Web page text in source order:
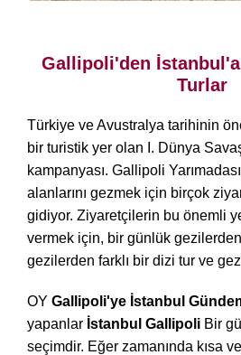
Gallipoli'den
Turlar
Türkiye ve Avustralya tarihinin
bir turistik yer olan I. Dünya
kampanyası. Gallipoli
alanlarını gezmek için birçok
gidiyor. Ziyaretçilerin bu önemli
vermek için, bir günlük
gezilerden farklı bir dizi tur ve
OY Gallipoli'ye İstanbul
yapanlar İstanbul Gallipoli Bir
seçimdir. Eğer zamanında kısa